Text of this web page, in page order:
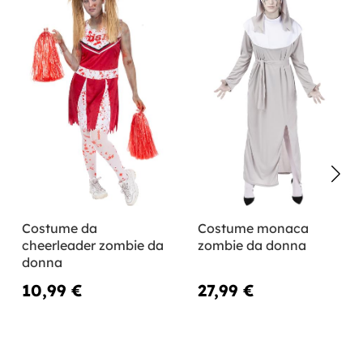
Costume da
cheerleader zombie da
donna
10,99 €
Costume monaca
zombie da donna
27,99 €